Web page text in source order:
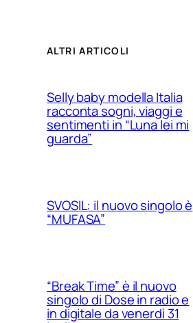
ALTRI ARTICOLI
Selly baby modella Italia
racconta sogni, viaggi e
sentimenti in “Luna lei mi
guarda”
SVOSIL: il nuovo singolo è
“MUFASA”
“Break Time” è il nuovo
singolo di Dose in radio e
in digitale da venerdì 31